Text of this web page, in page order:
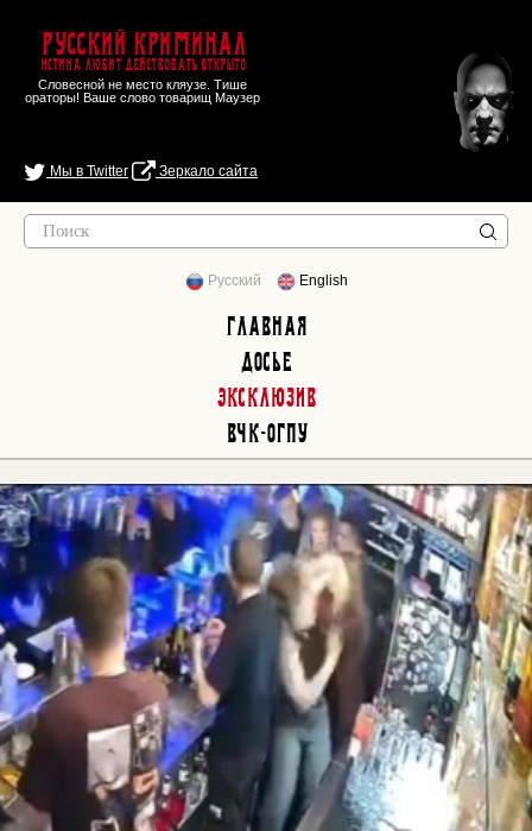
Русский Криминал
Истина любит действовать открыто
Словесной не место кляузе. Тише
ораторы! Ваше слово товарищ Маузер
Мы в Twitter Зеркало сайта
Русский English
Главная
Досье
Эксклюзив
ВЧК-ОГПУ